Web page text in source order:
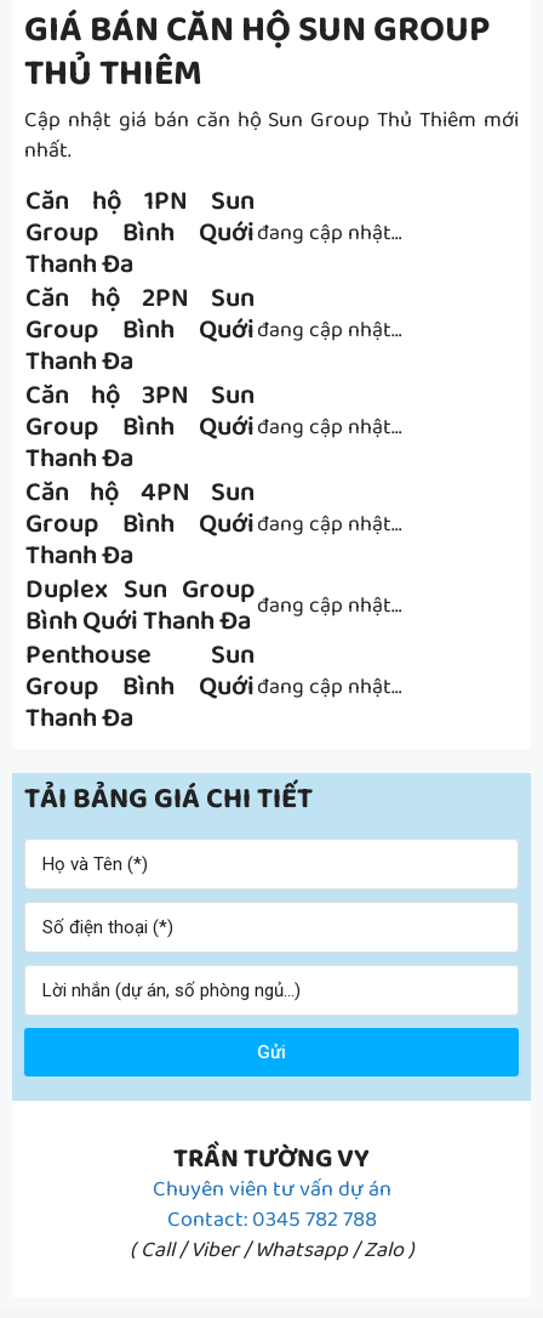
GIÁ BÁN CĂN HỘ SUN GROUP
THỦ THIÊM
Cập nhật giá bán căn hộ Sun Group Thủ Thiêm mới
nhất.
Căn hộ 1PN Sun
Group Bình Quới
Thanh Đa
đang cập nhật…
Căn hộ 2PN Sun
Group Bình Quới
Thanh Đa
đang cập nhật…
Căn hộ 3PN Sun
Group Bình Quới
Thanh Đa
đang cập nhật…
Căn hộ 4PN Sun
Group Bình Quới
Thanh Đa
đang cập nhật…
Duplex Sun Group
Bình Quới Thanh Đa đang cập nhật…
Penthouse Sun
Group Bình Quới
Thanh Đa
đang cập nhật…
TẢI BẢNG GIÁ CHI TIẾT
Gửi
TRẦN TƯỜNG VY
Chuyên viên tư vấn dự án
Contact: 0345 782 788
( Call / Viber / Whatsapp / Zalo )